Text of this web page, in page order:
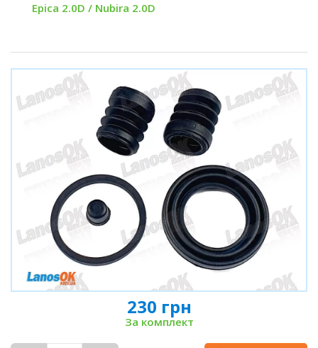
Epica 2.0D / Nubira 2.0D
230 грн
За комплект